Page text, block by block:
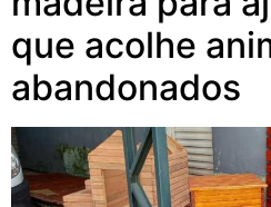
que acolhe
abandonados